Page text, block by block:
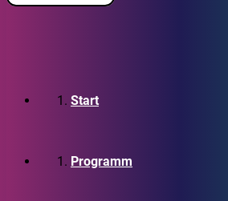
Start
Programm